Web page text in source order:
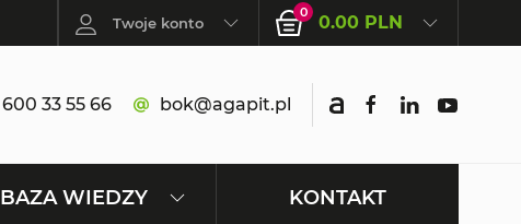
Twoje konto
0 0.00 PLN
600 33 55 66 bok@agapit.pl
BAZA WIEDZY KONTAKT